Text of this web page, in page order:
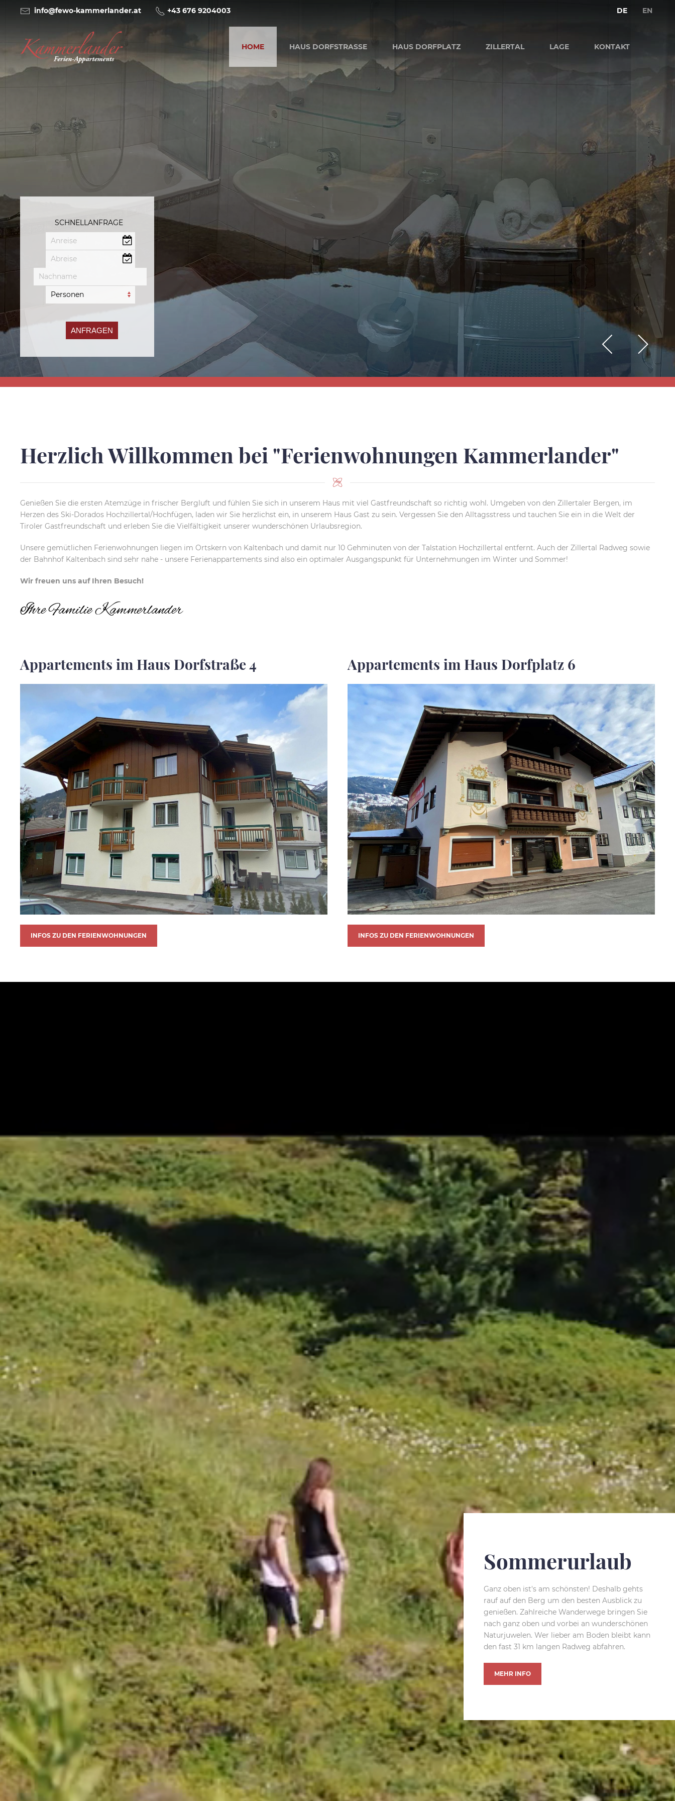
info@fewo-kammerlander.at +43 676 9204003 DE EN
HOME HAUS DORFSTRASSE HAUS DORFPLATZ ZILLERTAL LAGE KONTAKT
SCHNELLANFRAGE
Herzlich Willkommen bei "Ferienwohnungen Kammerlander"
Genießen Sie die ersten Atemzüge in frischer Bergluft und fühlen Sie sich in unserem Haus mit viel Gastfreundschaft so richtig wohl. Umgeben von den Zillertaler Bergen, im
Herzen des Ski-Dorados Hochzillertal/Hochfügen, laden wir Sie herzlichst ein, in unserem Haus Gast zu sein. Vergessen Sie den Alltagsstress und tauchen Sie ein in die Welt der
Tiroler Gastfreundschaft und erleben Sie die Vielfältigkeit unserer wunderschönen Urlaubsregion.
Unsere gemütlichen Ferienwohnungen liegen im Ortskern von Kaltenbach und damit nur 10 Gehminuten von der Talstation Hochzillertal entfernt. Auch der Zillertal Radweg sowie
der Bahnhof Kaltenbach sind sehr nahe - unsere Ferienappartements sind also ein optimaler Ausgangspunkt für Unternehmungen im Winter und Sommer!
Wir freuen uns auf Ihren Besuch!
Ihre Familie Kammerlander
Appartements im Haus Dorfstraße 4
INFOS ZU DEN FERIENWOHNUNGEN
Appartements im Haus Dorfplatz 6
INFOS ZU DEN FERIENWOHNUNGEN
Sommerurlaub
Ganz oben ist's am schönsten! Deshalb gehts
rauf auf den Berg um den besten Ausblick zu
genießen. Zahlreiche Wanderwege bringen Sie
nach ganz oben und vorbei an wunderschönen
Naturjuwelen. Wer lieber am Boden bleibt kann
den fast 31 km langen Radweg abfahren.
MEHR INFO